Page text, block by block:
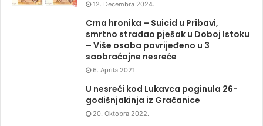
12. Decembra 2024.
Crna hronika – Suicid u Pribavi,
smrtno stradao pješak u Doboj Istoku
– Više osoba povrijeđeno u 3
saobraćajne nesreće
6. Aprila 2021.
U nesreći kod Lukavca poginula 26-
godišnjakinja iz Gračanice
20. Oktobra 2022.